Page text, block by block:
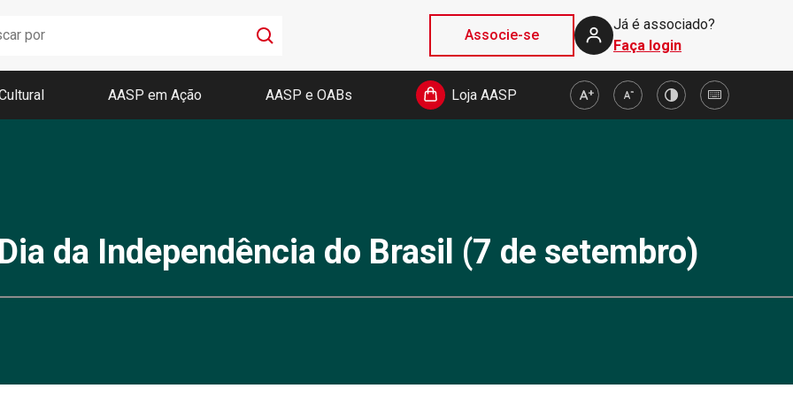
Associe-se
Já é associado?
Faça login
AASP em Ação AASP e OABs Loja AASP
da Independência do Brasil (7 de setembro)